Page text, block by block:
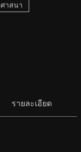
ศาสนา
รายละเอียด